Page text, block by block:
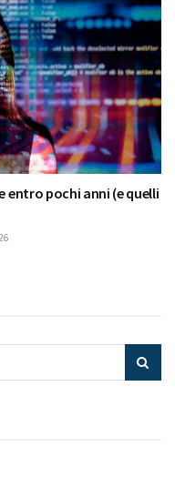
entro pochi anni (e quelli